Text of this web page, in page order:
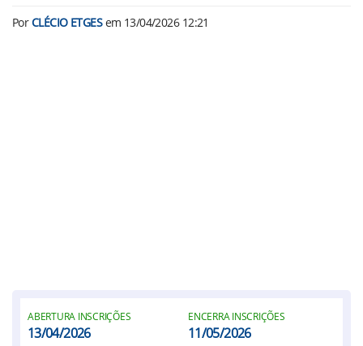
PorCLÉCIO ETGESem 13/04/2026 12:21
ABERTURA INSCRIÇÕES
13/04/2026
ENCERRA INSCRIÇÕES
11/05/2026